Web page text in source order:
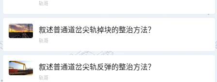
轨哥
叙述普通道岔尖轨掉块的整治方法？
轨哥
叙述普通道岔尖轨反弹的整治方法？
轨哥